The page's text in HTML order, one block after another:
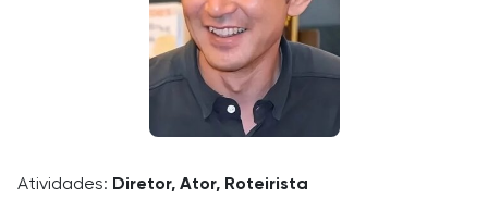
Atividades: Diretor, Ator, Roteirista